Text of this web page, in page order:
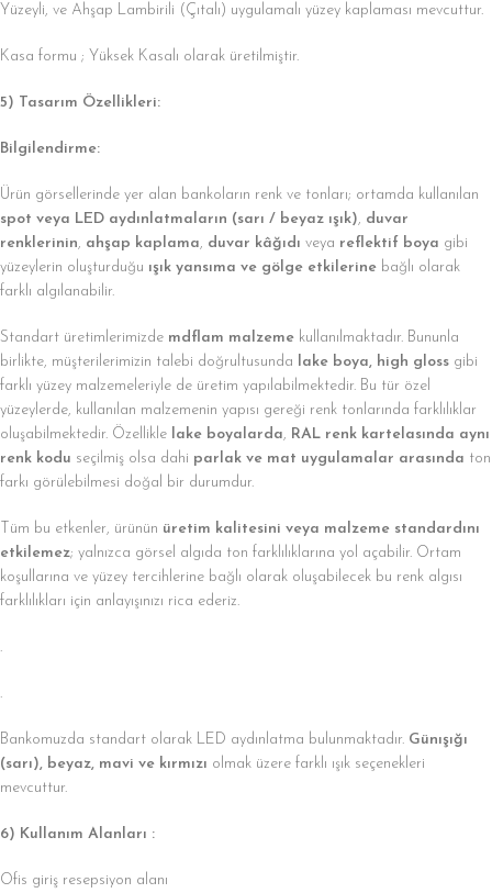
Yüzeyli, ve Ahşap Lambirili (Çıtalı) uygulamalı yüzey kaplaması mevcuttur.
Kasa formu ; Yüksek Kasalı olarak üretilmiştir.
5) Tasarım Özellikleri:
Bilgilendirme:
Ürün görsellerinde yer alan bankoların renk ve tonları; ortamda kullanılan
spot veya LED aydınlatmaların (sarı / beyaz ışık), duvar
renklerinin, ahşap kaplama, duvar kâğıdı veya reflektif boya gibi
yüzeylerin oluşturduğu ışık yansıma ve gölge etkilerine bağlı olarak
farklı algılanabilir.
Standart üretimlerimizde mdflam malzeme kullanılmaktadır. Bununla
birlikte, müşterilerimizin talebi doğrultusunda
lake boya, high gloss gibi
farklı yüzey malzemeleriyle de üretim yapılabilmektedir. Bu tür özel
yüzeylerde, kullanılan malzemenin yapısı gereği renk tonlarında farklılıklar
oluşabilmektedir. Özellikle lake boyalarda, RAL renk kartelasında aynı
renk kodu seçilmiş olsa dahi parlak ve mat uygulamalar arasında ton
farkı görülebilmesi doğal bir durumdur.
Tüm bu etkenler, ürünün üretim kalitesini veya malzeme standardını
etkilemez; yalnızca görsel algıda ton farklılıklarına yol açabilir. Ortam
koşullarına ve yüzey tercihlerine bağlı olarak oluşabilecek bu renk algısı
farklılıkları için anlayışınızı rica ederiz.
.
.
Bankomuzda standart olarak LED aydınlatma bulunmaktadır. Günışığı
(sarı), beyaz, mavi ve kırmızı olmak üzere farklı ışık seçenekleri
mevcuttur.
6) Kullanım Alanları :
Ofis giriş resepsiyon alanı